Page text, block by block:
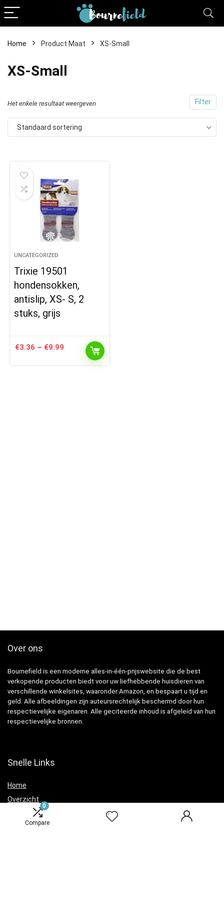
0
Compare
Home Product Maat XS-Small
XS-Small
Filter
Het enkele resultaat weergeven
Standaard sortering
UNCATEGORIZED
Trixie 19501
hondensokken,
antislip, XS- S, 2
stuks, grijs
€3.36 – €9.99 Prijsklasse:
tot
Over ons
Bournefield is een moderne alles-in-één-prijswebsite die de best
verkopende producten biedt voor uw liefhebbende huisdieren van
verschillende winkelsites, waaronder Amazon, en bespaart u tijd en
geld. Alle afbeeldingen zijn auteursrechtelijk beschermd door hun
respectievelijke eigenaren. Alle geciteerde inhoud is afgeleid van hun
respectievelijke bronnen.
Snelle Links
Home
Overzicht